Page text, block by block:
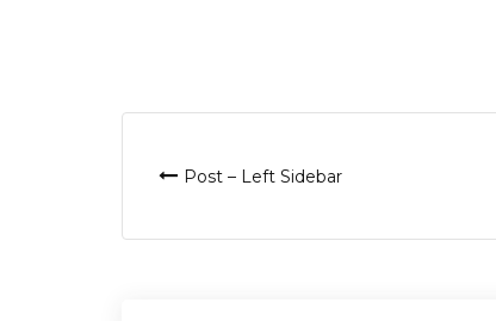
Кретање
чланка
Post – Left Sidebar